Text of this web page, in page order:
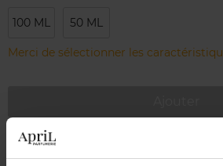
100 ML 50 ML
Merci de sélectionner les
Livraison gratuite à partir de 55€